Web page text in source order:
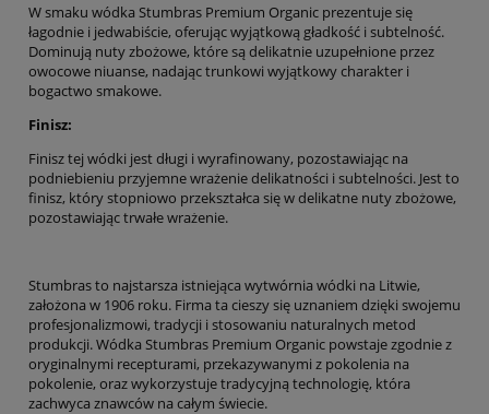
W smaku wódka Stumbras Premium Organic prezentuje się
łagodnie i jedwabiście, oferując wyjątkową gładkość i subtelność.
Dominują nuty zbożowe, które są delikatnie uzupełnione przez
owocowe niuanse, nadając trunkowi wyjątkowy charakter i
bogactwo smakowe.
Finisz:
Finisz tej wódki jest długi i wyrafinowany, pozostawiając na
podniebieniu przyjemne wrażenie delikatności i subtelności. Jest to
finisz, który stopniowo przekształca się w delikatne nuty zbożowe,
pozostawiając trwałe wrażenie.
Stumbras to najstarsza istniejąca wytwórnia wódki na Litwie,
założona w 1906 roku. Firma ta cieszy się uznaniem dzięki swojemu
profesjonalizmowi, tradycji i stosowaniu naturalnych metod
produkcji. Wódka Stumbras Premium Organic powstaje zgodnie z
oryginalnymi recepturami, przekazywanymi z pokolenia na
pokolenie, oraz wykorzystuje tradycyjną technologię, która
zachwyca znawców na całym świecie.